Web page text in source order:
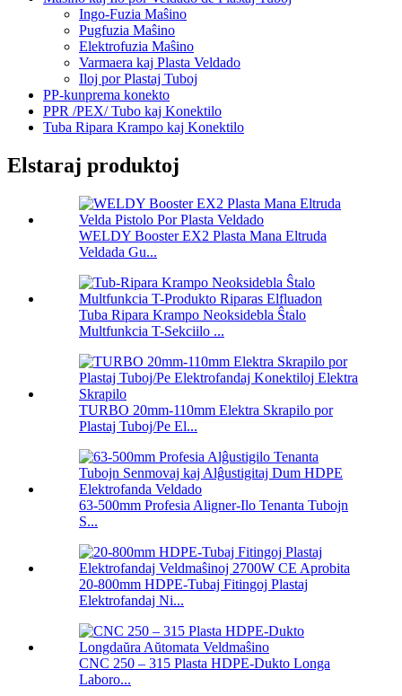
Ingo-Fuzia Maŝino
Pugfuzia Maŝino
Elektrofuzia Maŝino
Varmaera kaj Plasta Veldado
Iloj por Plastaj Tuboj
PP-kunprema konekto
PPR /PEX/ Tubo kaj Konektilo
Tuba Ripara Krampo kaj Konektilo
Elstaraj produktoj
WELDY Booster EX2 Plasta Mana Eltruda
Veldada Gu...
Tuba Ripara Krampo Neoksidebla Ŝtalo
Multfunkcia T-Sekciilo ...
TURBO 20mm-110mm Elektra Skrapilo por
Plastaj Tuboj/Pe El...
63-500mm Profesia Aligner-Ilo Tenanta Tubojn
S...
20-800mm HDPE-Tubaj Fitingoj Plastaj
Elektrofandaj Ni...
CNC 250 – 315 Plasta HDPE-Dukto Longa
Laboro...